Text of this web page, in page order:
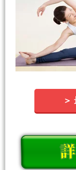
＞